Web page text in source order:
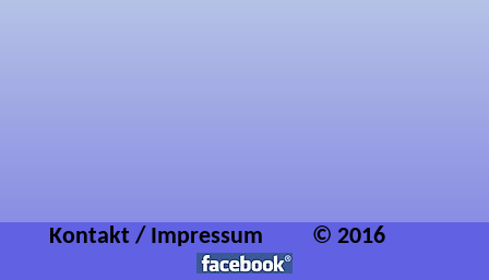
Kontakt / Impressum © 2016